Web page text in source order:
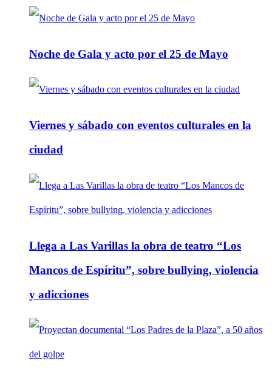
Noche de Gala y acto por el 25 de Mayo
Viernes y sábado con eventos culturales en la
ciudad
Llega a Las Varillas la obra de teatro “Los
Mancos de Espíritu”, sobre bullying, violencia
y adicciones